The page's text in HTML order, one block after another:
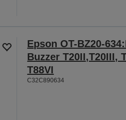
Epson OT-BZ20-
Buzzer T20II,T20III,
T88VI
C32C890634